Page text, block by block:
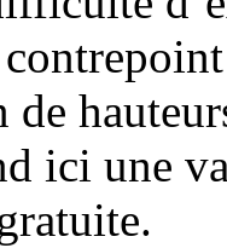
de
ici une